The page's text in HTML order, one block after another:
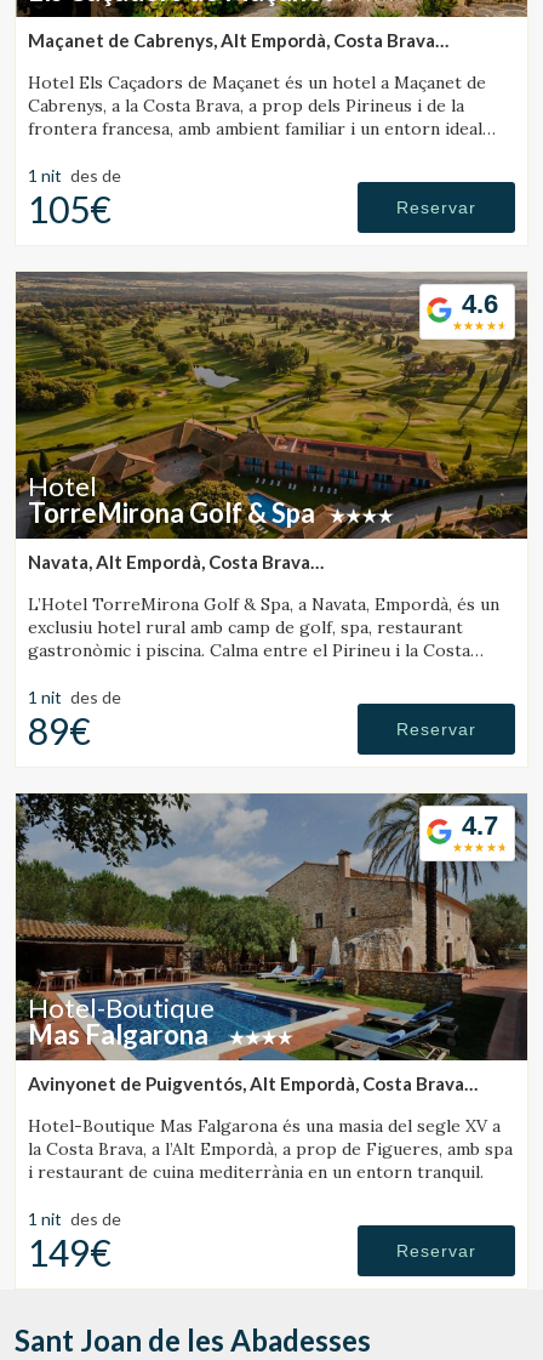
Gestionar la meva reserva
Verificar localitzador
Maçanet de Cabrenys, Alt Empordà, Costa Brava
Hotel Els Caçadors de Maçanet és un hotel a Maçanet de
Cabrenys, a la Costa Brava, a prop dels Pirineus i de la
frontera francesa, amb ambient familiar i un entorn ideal
1 nit des de
105€ Reservar
4.6
Hotel
TorreMirona Golf & Spa
Navata, Alt Empordà, Costa Brava
L’Hotel TorreMirona Golf & Spa, a Navata, Empordà, és un
exclusiu hotel rural amb camp de golf, spa, restaurant
gastronòmic i piscina. Calma entre el Pirineu i la Costa
1 nit des de
89€ Reservar
4.7
Hotel-Boutique
Mas Falgarona
Avinyonet de Puigventós, Alt Empordà, Costa Brava
Hotel-Boutique Mas Falgarona és una masia del segle XV a
la Costa Brava, a l’Alt Empordà, a prop de Figueres, amb spa
i restaurant de cuina mediterrània en un entorn tranquil.
1 nit des de
149€ Reservar
Sant Joan de les Abadesses